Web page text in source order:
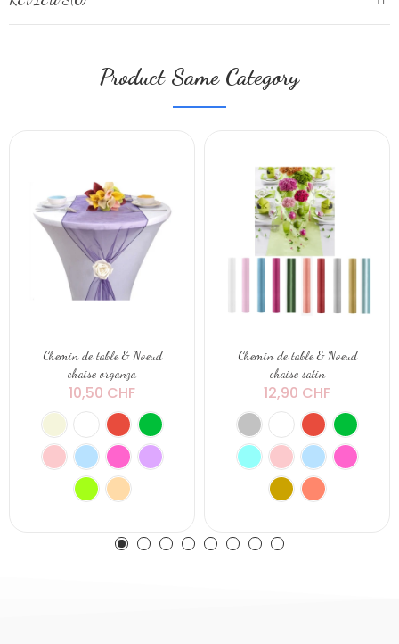
Product Same Category
Chemin de table & Noeud
chaise organza
10,50 CHF
Chemin de table & Noeud
chaise satin
12,90 CHF